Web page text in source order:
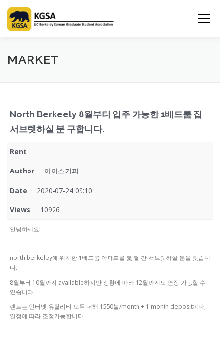
content
Menu
HOME ABOUT US
MARKET
North Berkeely 8월부터 입주 가능한 1베드룸 집
서브렛하실 분 구합니다.
Rent
Author 아이스커피
Date 2020-07-24 09:10
Views 10926
안녕하세요!
north berkeley에 위치한 1베드룸 아파트를 몇 달 간 서브렛하실 분을 찾습니
다.
8월부터 10월까지 available하지만 상황에 따라 12월까지도 연장 가능할 수
있습니다.
렌트는 인터넷 유틸리티 모두 더해 1550불/month + 1 month deposit이나,
일정에 따라 조정가능합니다.